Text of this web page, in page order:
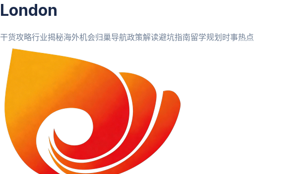
London
干货攻略行业揭秘海外机会归巢导航政策解读避坑指南留学规划时事热点